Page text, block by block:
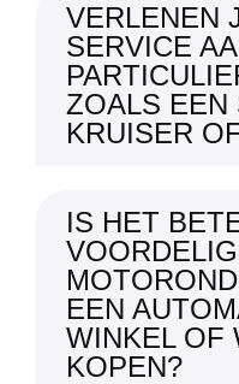
VERLENEN
SERVICE
ZOALS EEN
KRUISER
IS HET
EEN
WINKEL OF
KOPEN?